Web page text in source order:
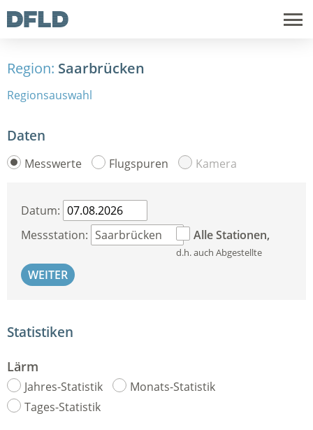
Region: Saarbrücken
Regionsauswahl
Daten
Messwerte Flugspuren Kamera
Datum:
Messstation:
Alle Stationen,
d.h. auch Abgestellte
WEITER
Statistiken
Lärm
Jahres-Statistik
Monats-Statistik
Tages-Statistik